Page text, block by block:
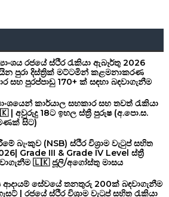
රජයේ ස්ථිර රැකියා ඇබෑර්තු 2026
පුරා දිස්ත්‍රික් මට්ටමින් කළමනාකරණ
සහ පුරප්පාඩු 170+ ක් සඳහා බඳවාගැනීම
කාර්යාල සහකාර සහ තවත් රැකියා
| අවුරුදු 18ට ඉහල ස්ත්‍රී පුරුෂ (අ.පො.ස.
සිට)
බැංකුව (NSB) ස්ථිර විශ්‍රාම වැටුප් සහිත
Grade III & Grade IV Level ස්ත්‍රී
🇱🇰 ජූලි/අගෝස්තු මාසය
ආදායම් සේවයේ තනතුරු 200ක් බඳවාගැනීම
| රජයේ ස්ථිර විශ්‍රාම වැටුප් සහිත රැකියා